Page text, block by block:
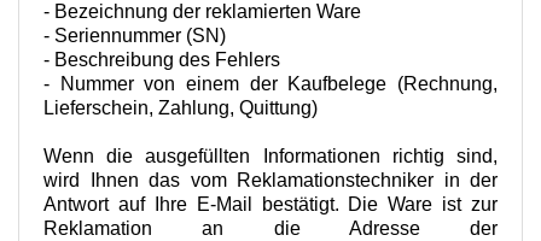
- Bezeichnung der reklamierten Ware
- Seriennummer (SN)
- Beschreibung des Fehlers
- Nummer von einem der Kaufbelege (Rechnung,
Lieferschein, Zahlung, Quittung)
Wenn die ausgefüllten Informationen richtig sind,
wird Ihnen das vom Reklamationstechniker in der
Antwort auf Ihre E-Mail bestätigt. Die Ware ist zur
Reklamation an die Adresse der